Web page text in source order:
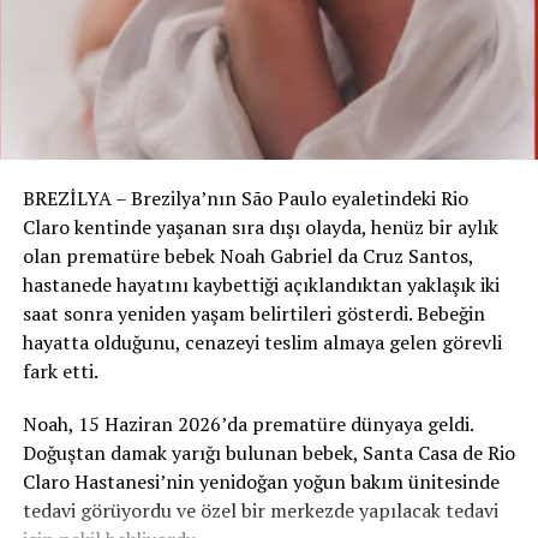
BREZİLYA – Brezilya’nın São Paulo eyaletindeki Rio
Claro kentinde yaşanan sıra dışı olayda, henüz bir aylık
olan prematüre bebek Noah Gabriel da Cruz Santos,
hastanede hayatını kaybettiği açıklandıktan yaklaşık iki
saat sonra yeniden yaşam belirtileri gösterdi. Bebeğin
hayatta olduğunu, cenazeyi teslim almaya gelen görevli
fark etti.
Noah, 15 Haziran 2026’da prematüre dünyaya geldi.
Doğuştan damak yarığı bulunan bebek, Santa Casa de Rio
Claro Hastanesi’nin yenidoğan yoğun bakım ünitesinde
tedavi görüyordu ve özel bir merkezde yapılacak tedavi